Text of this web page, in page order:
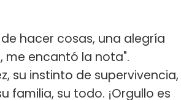
hacer cosas, una alegría
me encantó la nota".
su instinto de supervivencia,
familia, su todo. ¡Orgullo es